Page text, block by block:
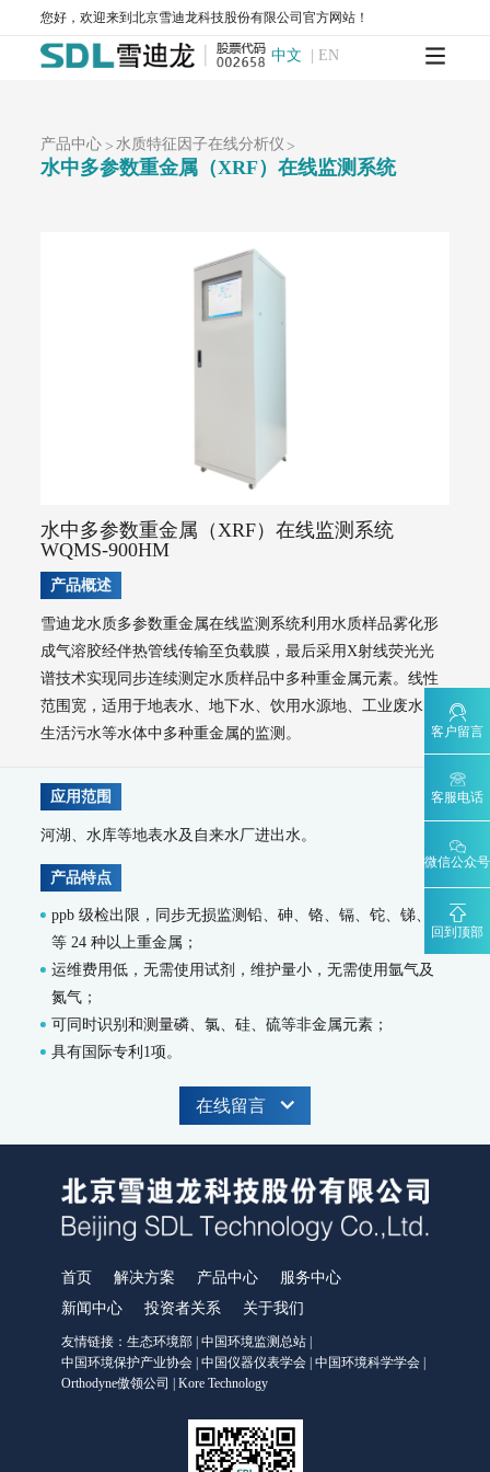
您好，欢迎来到北京雪迪龙科技股份有限公司官方网站！
中文 | EN
AQMS-900-环境空气质量连续自动监测系统
AQMS-900S-小型环境空气质量自动监测系统
AQMS-900CL-环境空气臭氧（化学发光法）自动监测系统
AQMS-900HM-环境空气颗粒物元素成分自动监测系统
AQMS-900C-PM₂.₅-颗粒物PM₂.₅监测仪
T1300-气体滤波相关红外吸收法一氧化碳分析仪
T1400-紫外吸收法臭氧分析仪
T1700-动态校准仪
AQMS-1100-微型环境空气质量监测系统
AQMS-900C-PM₂.₅-户外型颗粒物PM₂.₅自动监测系统
MODEL 2630-环境噪声自动监测仪
AQMS-900TE-交通污染溯源在线监测系统
AQMS-900VI/VII-环境空气非甲烷总烃在线监测系统
AQMS-900VC-环境空气挥发性有机物在线监测系统
AQMS-900VF-环境空气甲醛在线监测系统
AQMS-900TOFMS-多通道飞行时间质谱在线监测系统
大气走航监测车
MCS-900A-大气复合污染走航监测车
水环境监测
地表水监测系统
WQMS-900-固定式水质自动监测系统
WQMS-900S-小型式水质自动监测系统
WQMS-900F-浮标式水质自动监测系统
WCS-900W-水质移动监测系统
MODEL 9811-高锰酸盐指数水质在线自动监测仪
MODEL 9870-水质自动采样器
MODEL 2000-五参数水质在线自动监测仪
MODEL 9001-叶绿素a水质在线自动监测仪
MODEL 9002-藻密度水质在线自动监测仪
污染源水质监测系统
WWMS-900AI-数智化污染源水质在线监测系统
MODEL 9810-化学需氧量（CODcr）水质在线自动监测仪
MODEL 9820-氨氮水质在线自动监测仪
MODEL 9840-总磷水质在线自动监测仪
MODEL 2000-pH-水质在线自动监测仪
水质特征因子在线分析仪
WQMS-900HM-水中多参数重金属（XRF）在线监测系统
大气污染防治决策支持平台
水污染防治决策支持平台
客户留言
客服电话
微信公众号
回到顶部
产品中心 > 水质特征因子在线分析仪 >
水中多参数重金属（XRF）在线监测系统
水中多参数重金属（XRF）在线监测系统
WQMS-900HM
产品概述
雪迪龙水质多参数重金属在线监测系统利用水质样品雾化形
成气溶胶经伴热管线传输至负载膜，最后采用X射线荧光光
谱技术实现同步连续测定水质样品中多种重金属元素。线性
范围宽，适用于地表水、地下水、饮用水源地、工业废水、
生活污水等水体中多种重金属的监测。
应用范围
河湖、水库等地表水及自来水厂进出水。
产品特点
ppb 级检出限，同步无损监测铅、砷、铬、镉、铊、锑、镍
等 24 种以上重金属；
运维费用低，无需使用试剂，维护量小，无需使用氩气及
氮气；
可同时识别和测量磷、氯、硅、硫等非金属元素；
具有国际专利1项。
在线留言
首页 解决方案 产品中心
服务中心
新闻中心
投资者关系 关于我们
友情链接： 生态环境部 | 中国环境监测总站 |
中国环境保护产业协会 | 中国仪器仪表学会 | 中国环境科学学会 |
Orthodyne傲领公司 | Kore Technology